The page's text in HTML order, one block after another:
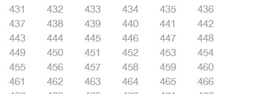
431
432 433 434 435
436
437
438 439 440 441
442
443
444 445 446 447
448
449
450 451 452 453
454
455
456 457 458 459
460
461
462 463 464 465
466